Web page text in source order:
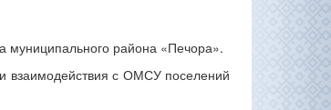
муниципального района «Печора».
взаимодействия с ОМСУ поселений